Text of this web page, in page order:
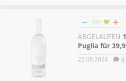
246
ABGELAUFEN
Puglia für
22.08.2024 4